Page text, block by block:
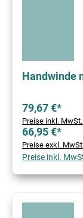
Handwinde
79,67 €*
Preise inkl.
66,95 €*
Preise exkl.
Preise inkl.